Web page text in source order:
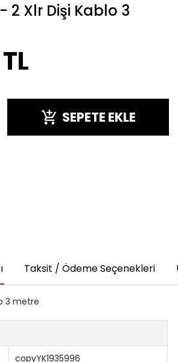
2 Xlr Dişi Kablo 3
SEPETE EKLE
Taksit / Ödeme Seçenekleri
3 metre
copyYK1935996